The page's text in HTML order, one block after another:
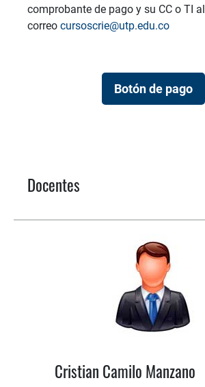
comprobante de pago y su CC o TI al
correo cursoscrie@utp.edu.co
Botón de pago
Docentes
Cristian Camilo Manzano